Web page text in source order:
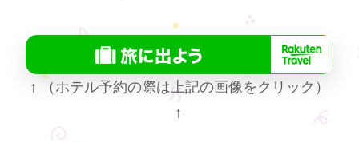
↑ （ホテル予約の際は上記の画像をクリック）
↑